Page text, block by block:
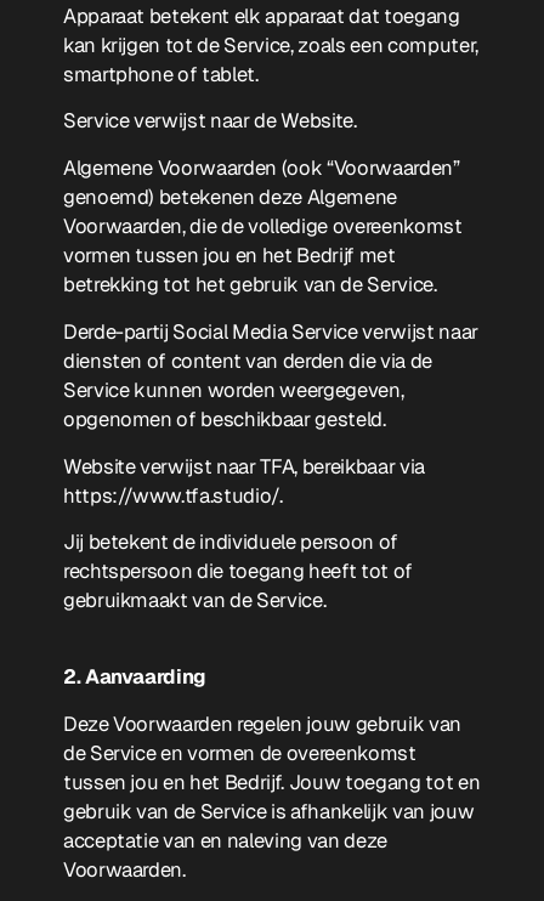
Apparaat betekent elk apparaat dat toegang
kan krijgen tot de Service, zoals een computer,
smartphone of tablet.
Service verwijst naar de Website.
Algemene Voorwaarden (ook “Voorwaarden”
genoemd) betekenen deze Algemene
Voorwaarden, die de volledige overeenkomst
vormen tussen jou en het Bedrijf met
betrekking tot het gebruik van de Service.
Derde-partij Social Media Service verwijst naar
diensten of content van derden die via de
Service kunnen worden weergegeven,
opgenomen of beschikbaar gesteld.
Website verwijst naar TFA, bereikbaar via
https://www.tfa.studio/.
Jij betekent de individuele persoon of
rechtspersoon die toegang heeft tot of
gebruikmaakt van de Service.
2. Aanvaarding
Deze Voorwaarden regelen jouw gebruik van
de Service en vormen de overeenkomst
tussen jou en het Bedrijf. Jouw toegang tot en
gebruik van de Service is afhankelijk van jouw
acceptatie van en naleving van deze
Voorwaarden.